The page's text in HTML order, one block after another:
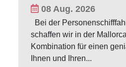
08 Aug. 2026
Bei der
schaffen wir in der
Kombination für einen
Ihnen und Ihren...